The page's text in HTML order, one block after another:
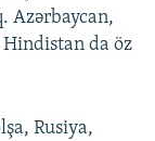
Azərbaycan,
da öz
Rusiya,